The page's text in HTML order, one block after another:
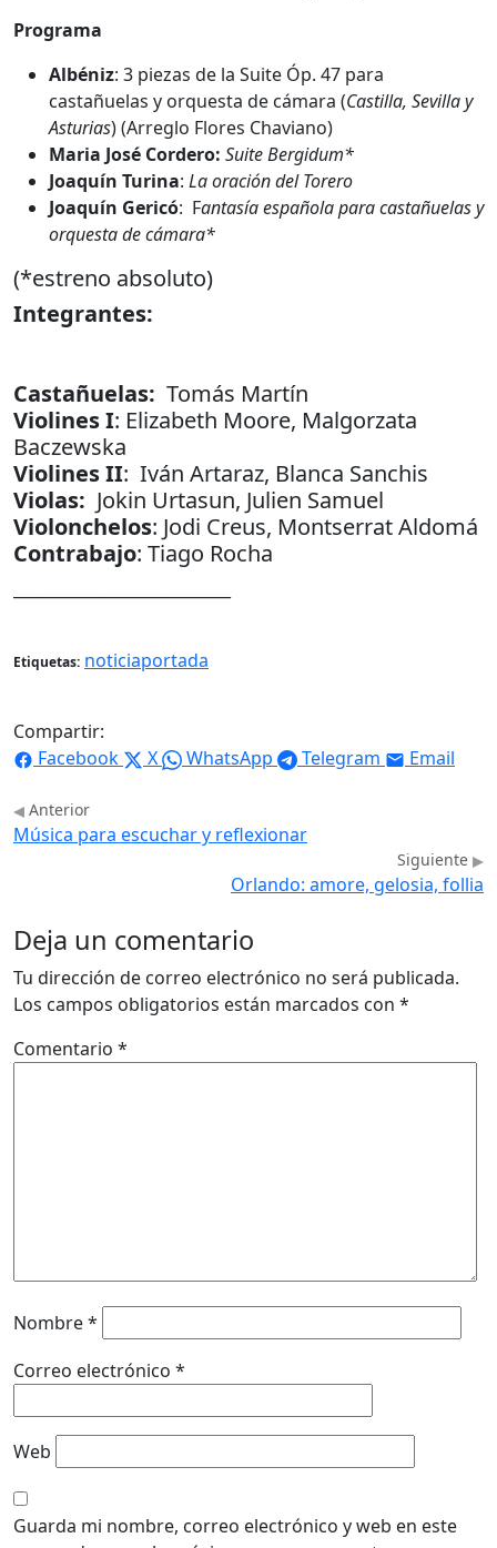
Programa
Albéniz: 3 piezas de la Suite Óp. 47 para
castañuelas y orquesta de cámara (Castilla, Sevilla y
Asturias) (Arreglo Flores Chaviano)
Maria José Cordero: Suite Bergidum*
Joaquín Turina: La oración del Torero
Joaquín Gericó: Fantasía española para castañuelas y
orquesta de cámara*
(*estreno absoluto)
Integrantes:
Castañuelas: Tomás Martín
Violines I: Elizabeth Moore, Malgorzata
Baczewska
Violines II: Iván Artaraz, Blanca Sanchis
Violas: Jokin Urtasun, Julien Samuel
Violonchelos: Jodi Creus, Montserrat Aldomá
Contrabajo: Tiago Rocha
Etiquetas: noticiaportada
Compartir:
Facebook
X WhatsApp Telegram Email
Anterior
Música para escuchar y reflexionar
Siguiente
Orlando: amore, gelosia, follia
Deja un comentario
Tu dirección de correo electrónico no será publicada.
Los campos obligatorios están marcados con *
Comentario *
Nombre*
Correo electrónico *
Web
Guarda mi nombre, correo electrónico y web en este